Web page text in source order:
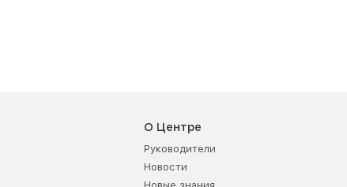
О Центре
Руководители
Новости